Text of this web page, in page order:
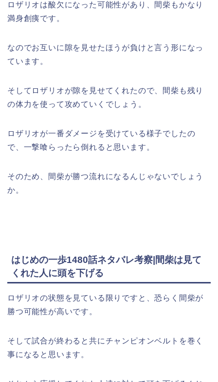
ロザリオは酸欠になった可能性があり、間柴もかなり
満身創痍です。
なのでお互いに隙を見せたほうが負けと言う形になっ
ています。
そしてロザリオが隙を見せてくれたので、間柴も残り
の体力を使って攻めていくでしょう。
ロザリオが一番ダメージを受けている様子でしたの
で、一撃喰らったら倒れると思います。
そのため、間柴が勝つ流れになるんじゃないでしょう
か。
はじめの一歩1480話ネタバレ考察|間柴は見て
くれた人に頭を下げる
ロザリオの状態を見ている限りですと、恐らく間柴が
勝つ可能性が高いです。
そして試合が終わると共にチャンピオンベルトを巻く
事になると思います。